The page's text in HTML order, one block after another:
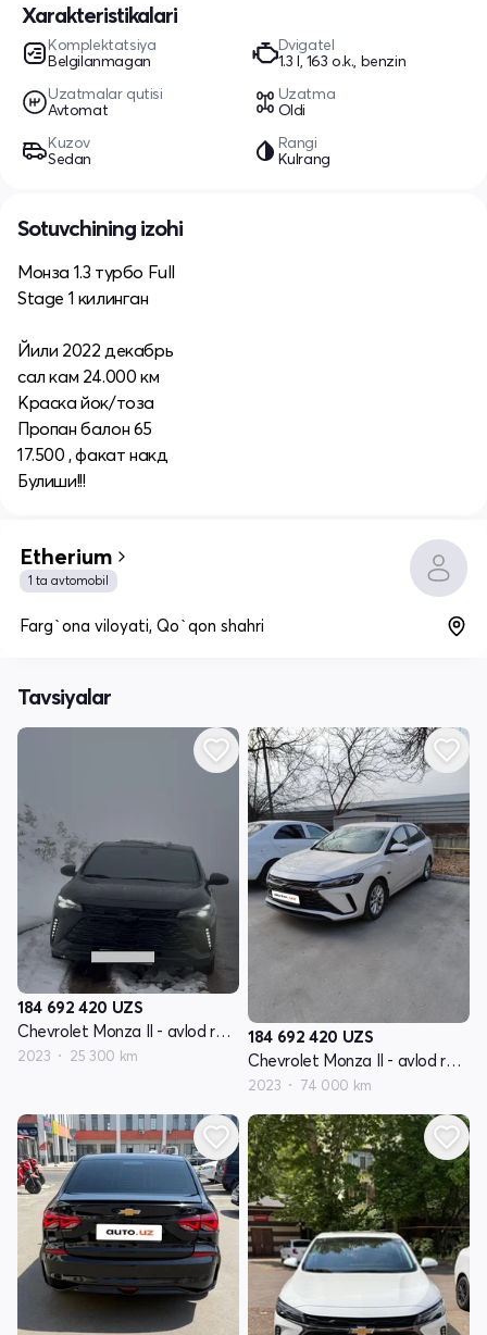
Xarakteristikalari
Komplektatsiya
Belgilanmagan
Dvigatel
1.3 l, 163 o.k., benzin
Uzatmalar qutisi
Avtomat
Uzatma
Oldi
Kuzov
Sedan
Rangi
Kulrang
Sotuvchining izohi
Монза 1.3 турбо Full
Stage 1 килинган
Йили 2022 декабрь
сал кам 24.000 км
Краска йок/тоза
Пропан балон 65
17.500 , факат накд
Булиши!!!
Etherium
1 ta avtomobil
Farg`ona viloyati, Qo`qon shahri
Tavsiyalar
184 692 420 UZS
Chevrolet Monza II - avlod restyling
2023 25 300 km
184 692 420 UZS
Chevrolet Monza II - avlod restyling
2023 74 000 km